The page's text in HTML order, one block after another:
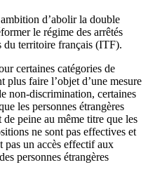
d’abolir la double
le régime des arrêtés
du territoire français (ITF).
certaines catégories de
plus faire l’objet d’une mesure
non-discrimination, certaines
les personnes étrangères
de peine au même titre que les
ne sont pas effectives et
pas un accès effectif aux
personnes étrangères